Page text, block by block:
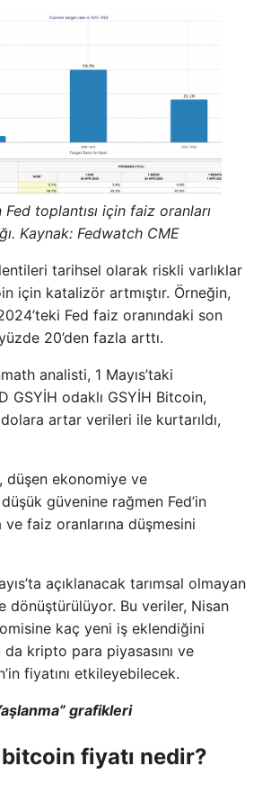
Fed toplantısı için faiz oranları
Kaynak: Fedwatch CME
tarihsel olarak riskli varlıklar
için katalizör artmıştır. Örneğin,
Fed faiz oranındaki son
20’den fazla arttı.
analisti, 1 Mayıs’taki
GSYİH odaklı GSYİH Bitcoin,
dolara artar verileri ile kurtarıldı,
düşen ekonomiye ve
güvenine rağmen Fed’in
ve faiz oranlarına düşmesini
açıklanacak tarımsal olmayan
dönüştürülüyor. Bu veriler, Nisan
kaç yeni iş eklendiğini
kripto para piyasasını ve
fiyatını etkileyebilecek.
grafikleri
fiyatı nedir?